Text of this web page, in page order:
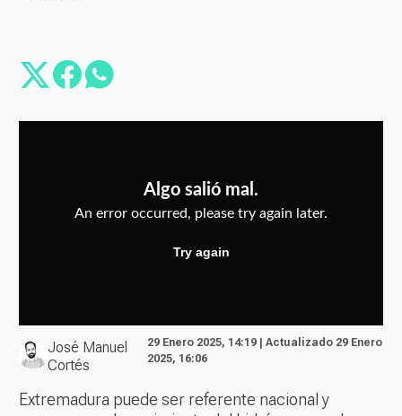
José Manuel
Cortés
29 Enero 2025, 14:19 | Actualizado 29 Enero
2025, 16:06
Extremadura puede ser referente nacional y